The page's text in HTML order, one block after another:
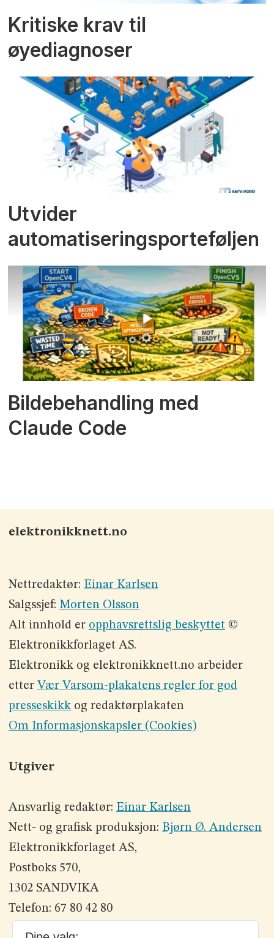
Kritiske krav til
øyediagnoser
Utvider
automatiseringsporteføljen
Bildebehandling med
Claude Code
elektronikknett.no
Nettredaktør: Einar Karlsen
Salgssjef: Morten Olsson
Alt innhold er opphavsrettslig beskyttet©
Elektronikkforlaget AS.
Elektronikk og elektronikknett.no arbeider
etter Vær Varsom-plakatens regler for god
presseskikkog redaktørplakaten
Om Informasjonskapsler (Cookies)
Utgiver
Ansvarlig redaktør: Einar Karlsen
Nett- og grafisk produksjon: Bjørn Ø. Andersen
Elektronikkforlaget AS,
Postboks 570,
1302 SANDVIKA
Telefon: 67 80 42 80